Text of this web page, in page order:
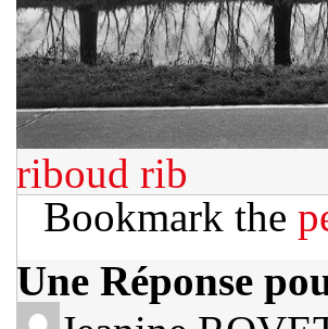
riboud rib
Bookmark the
Une Réponse